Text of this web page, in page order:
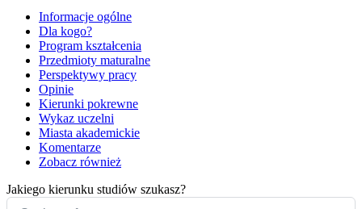
Informacje ogólne
Dla kogo?
Program kształcenia
Przedmioty maturalne
Perspektywy pracy
Opinie
Kierunki pokrewne
Wykaz uczelni
Miasta akademickie
Komentarze
Zobacz również
Jakiego kierunku studiów szukasz?